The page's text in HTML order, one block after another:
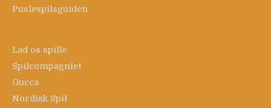
Puslespilsguiden
Lad os spille
Spilcompagniet
Gucca
Nordisk Spil